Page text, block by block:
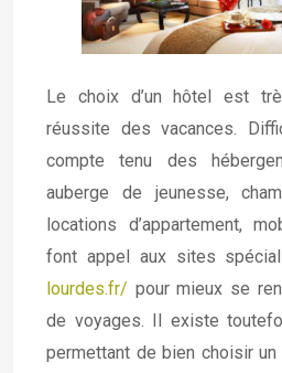
Le choix d’un hôtel est
réussite des vacances.
compte tenu des
auberge de jeunesse,
locations d’appartement,
font appel aux sites
lourdes.fr/ pour mieux se
de voyages. Il existe
permettant de bien choisir